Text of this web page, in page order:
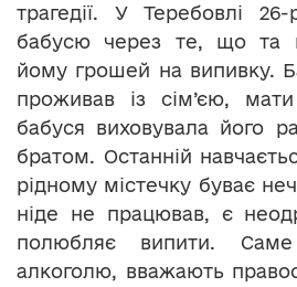
трагедії. У Теребовлі
бабусю через те, що та
йому грошей на випивку.
проживав із сім’єю,
бабуся виховувала його
братом. Останній
рідному містечку буває
ніде не працював, є
полюбляє випити.
алкоголю, вважають